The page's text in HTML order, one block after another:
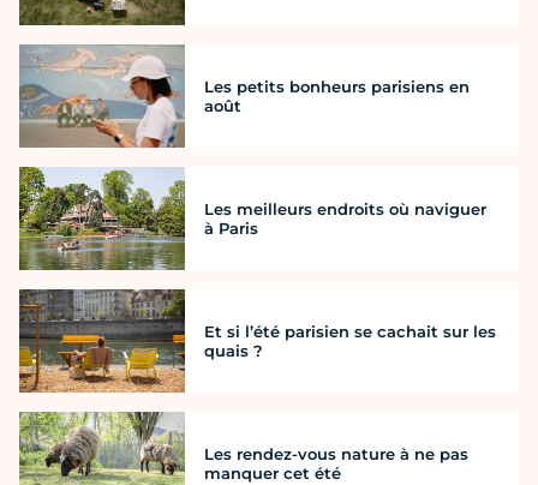
Les petits bonheurs parisiens en
août
Les meilleurs endroits où naviguer
à Paris
Et si l’été parisien se cachait sur les
quais ?
Les rendez-vous nature à ne pas
manquer cet été